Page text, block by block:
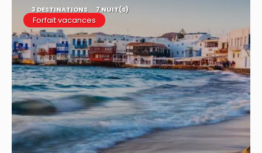
3 DESTINATIONS 7 NUIT(S)
Forfait vacances